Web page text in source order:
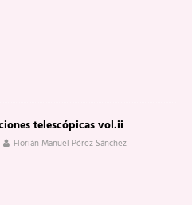
telescópicas vol.ii
Florián Manuel Pérez Sánchez